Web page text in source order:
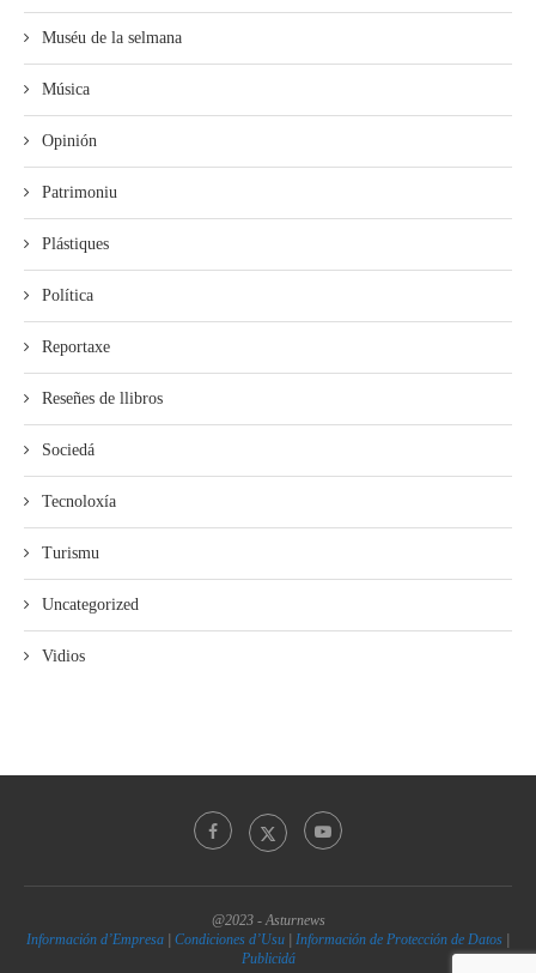
Muséu de la selmana
Música
Opinión
Patrimoniu
Plástiques
Política
Reportaxe
Reseñes de llibros
Sociedá
Tecnoloxía
Turismu
Uncategorized
Vidios
@2023 - Asturnews
Información d’Empresa | Condiciones d’Usu | Información de Protección de Datos |
Publicidá